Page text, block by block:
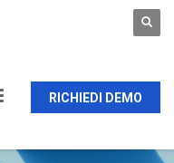
RICHIEDI DEMO